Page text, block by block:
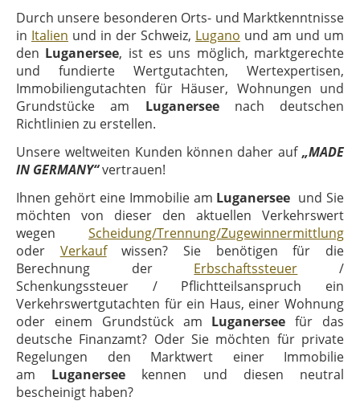
Durch unsere besonderen Orts- und Marktkenntnisse
in Italien und in der Schweiz, Lugano und am und um
den Luganersee, ist es uns möglich, marktgerechte
und fundierte Wertgutachten, Wertexpertisen,
Immobiliengutachten für Häuser, Wohnungen und
Grundstücke am Luganerseenach deutschen
Richtlinien zu erstellen.
Unsere weltweiten Kunden können daher auf „MADE
IN GERMANY“vertrauen!
Ihnen gehört eine Immobilie am Luganersee und Sie
möchten von dieser den aktuellen Verkehrswert
wegen Scheidung/Trennung/Zugewinnermittlung
oder Verkaufwissen? Sie benötigen für die
Berechnung der Erbschaftssteuer /
Schenkungssteuer / Pflichtteilsanspruch ein
Verkehrswertgutachten für ein Haus, einer Wohnung
oder einem Grundstück am Luganersee für das
deutsche Finanzamt? Oder Sie möchten für private
Regelungen den Marktwert einer Immobilie
am Luganersee kennen und diesen neutral
bescheinigt haben?